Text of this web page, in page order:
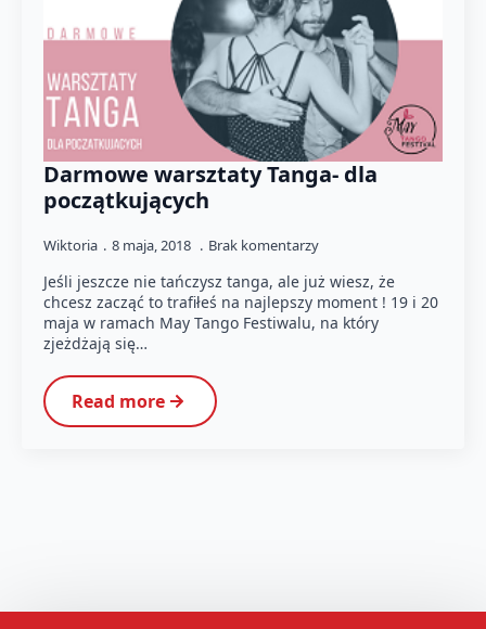
Darmowe warsztaty Tanga- dla
początkujących
Wiktoria 8 maja, 2018 Brak komentarzy
Jeśli jeszcze nie tańczysz tanga, ale już wiesz, że
chcesz zacząć to trafiłeś na najlepszy moment ! 19 i 20
maja w ramach May Tango Festiwalu, na który
zjeżdżają się…
Read more